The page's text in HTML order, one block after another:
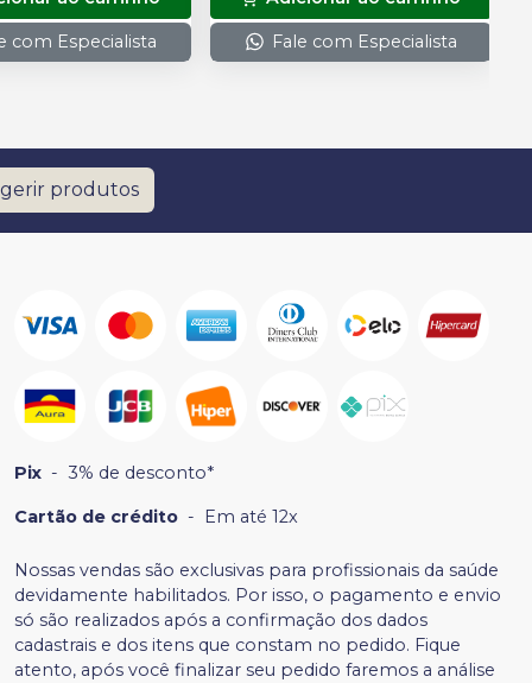
com Especialista
Auxiliar. (Pin Tweezer)
Fale com Especialista
produtos
Pix - 3% de desconto*
Cartão de crédito - Em até 12x
Nossas vendas são exclusivas para profissionais da saúde
devidamente habilitados. Por isso, o pagamento e envio
só são realizados após a confirmação dos dados
cadastrais e dos itens que constam no pedido. Fique
atento, após você finalizar seu pedido faremos a análise